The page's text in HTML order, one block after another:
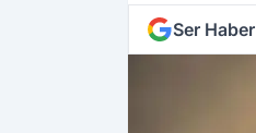
Ser Haber